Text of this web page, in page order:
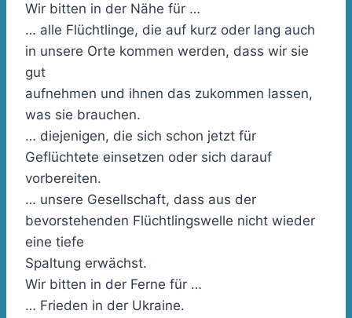
Wir bitten in der Nähe für …
… alle Flüchtlinge, die auf kurz oder lang auch
in unsere Orte kommen werden, dass wir sie
gut
aufnehmen und ihnen das zukommen lassen,
was sie brauchen.
… diejenigen, die sich schon jetzt für
Geflüchtete einsetzen oder sich darauf
vorbereiten.
… unsere Gesellschaft, dass aus der
bevorstehenden Flüchtlingswelle nicht wieder
eine tiefe
Spaltung erwächst.
Wir bitten in der Ferne für …
… Frieden in der Ukraine.